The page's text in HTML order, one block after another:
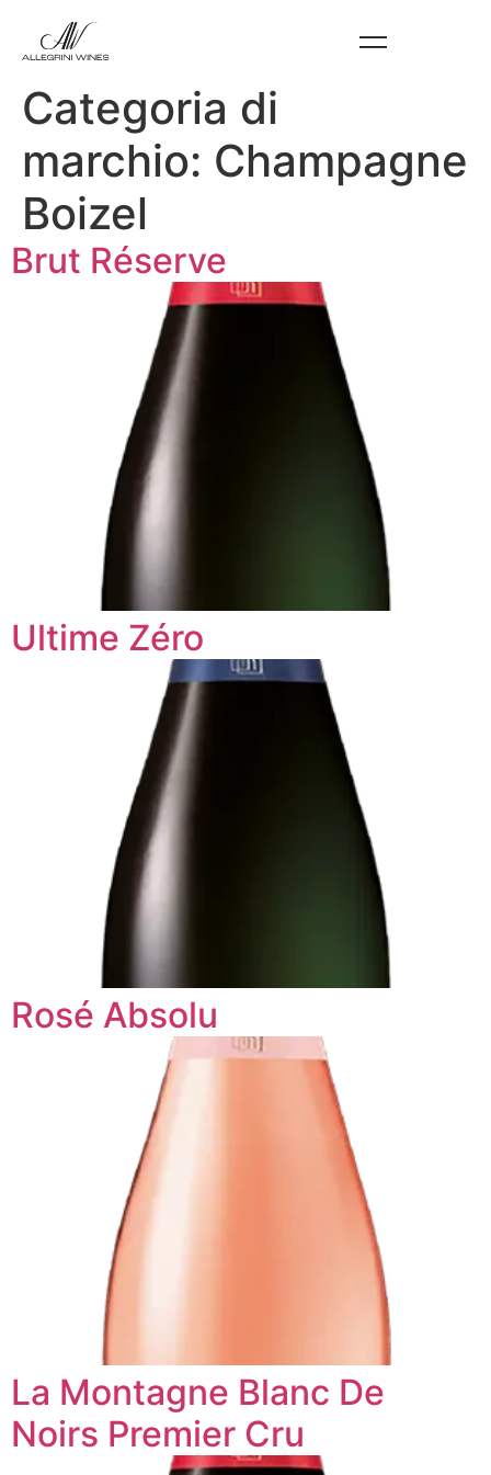
Categoria di
marchio: Champagne
Boizel
Brut Réserve
Ultime Zéro
Rosé Absolu
La Montagne Blanc De
Noirs Premier Cru